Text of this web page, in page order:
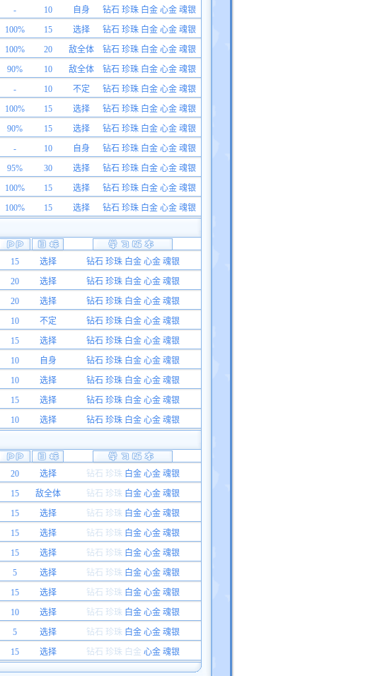
- 10 自身
钻石 珍珠 白金 心金 魂银
100% 15 选择
钻石 珍珠 白金 心金 魂银
100% 20 敌全体
钻石 珍珠 白金 心金 魂银
90% 10 敌全体
钻石 珍珠 白金 心金 魂银
- 10 不定
钻石 珍珠 白金 心金 魂银
100% 15 选择
钻石 珍珠 白金 心金 魂银
90% 15 选择
钻石 珍珠 白金 心金 魂银
- 10 自身
钻石 珍珠 白金 心金 魂银
95% 30 选择
钻石 珍珠 白金 心金 魂银
100% 15 选择
钻石 珍珠 白金 心金 魂银
100% 15 选择 钻石 珍珠 白金 心金 魂银
15 选择
钻石 珍珠 白金 心金 魂银
20 选择
钻石 珍珠 白金 心金 魂银
20 选择
钻石 珍珠 白金 心金 魂银
10 不定
钻石 珍珠 白金 心金 魂银
15 选择
钻石 珍珠 白金 心金 魂银
10 自身
钻石 珍珠 白金 心金 魂银
10 选择
钻石 珍珠 白金 心金 魂银
15 选择
钻石 珍珠 白金 心金 魂银
10 选择 钻石 珍珠 白金 心金 魂银
20 选择 钻石 珍珠 白金 心金 魂银
15 敌全体 钻石 珍珠 白金 心金 魂银
15 选择 钻石 珍珠 白金 心金 魂银
15 选择 钻石 珍珠 白金 心金 魂银
15 选择 钻石 珍珠 白金 心金 魂银
5 选择 钻石 珍珠 白金 心金 魂银
15 选择 钻石 珍珠 白金 心金 魂银
10 选择 钻石 珍珠 白金 心金 魂银
5 选择 钻石 珍珠 白金 心金 魂银
15 选择 钻石 珍珠 白金 心金 魂银